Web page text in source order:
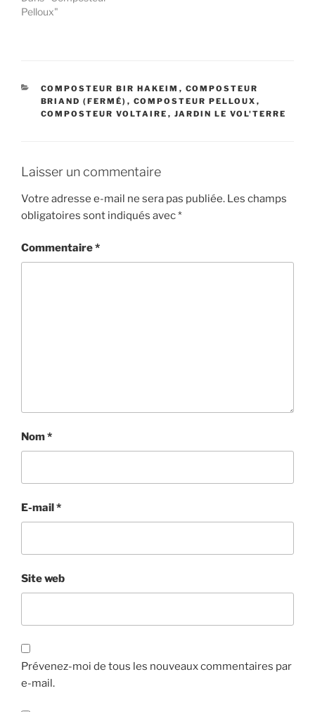
Pelloux"
CATÉGORIES
COMPOSTEUR BIR HAKEIM , COMPOSTEUR
BRIAND (FERMÉ) , COMPOSTEUR PELLOUX ,
COMPOSTEUR VOLTAIRE , JARDIN LE VOL'TERRE
Laisser un commentaire
Votre adresse e-mail ne sera pas publiée. Les champs
obligatoires sont indiqués avec*
Commentaire*
Nom*
E-mail *
Site web
Prévenez-moi de tous les nouveaux commentaires par
e-mail.